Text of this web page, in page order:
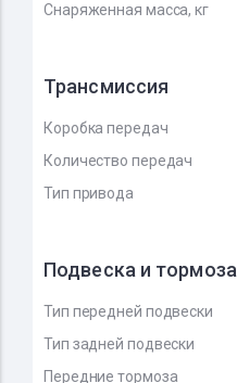
Снаряженная масса, кг
Трансмиссия
Коробка передач
Количество передач
Тип привода
Подвеска и тормоза
Тип передней подвески
Тип задней подвески
Передние тормоза